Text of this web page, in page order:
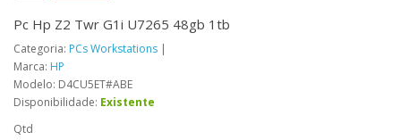
Pc Hp Z2 Twr G1i U7265 48gb 1tb
Categoria: PCs Workstations |
Marca: HP
Modelo: D4CU5ET#ABE
Disponibilidade: Existente
Qtd